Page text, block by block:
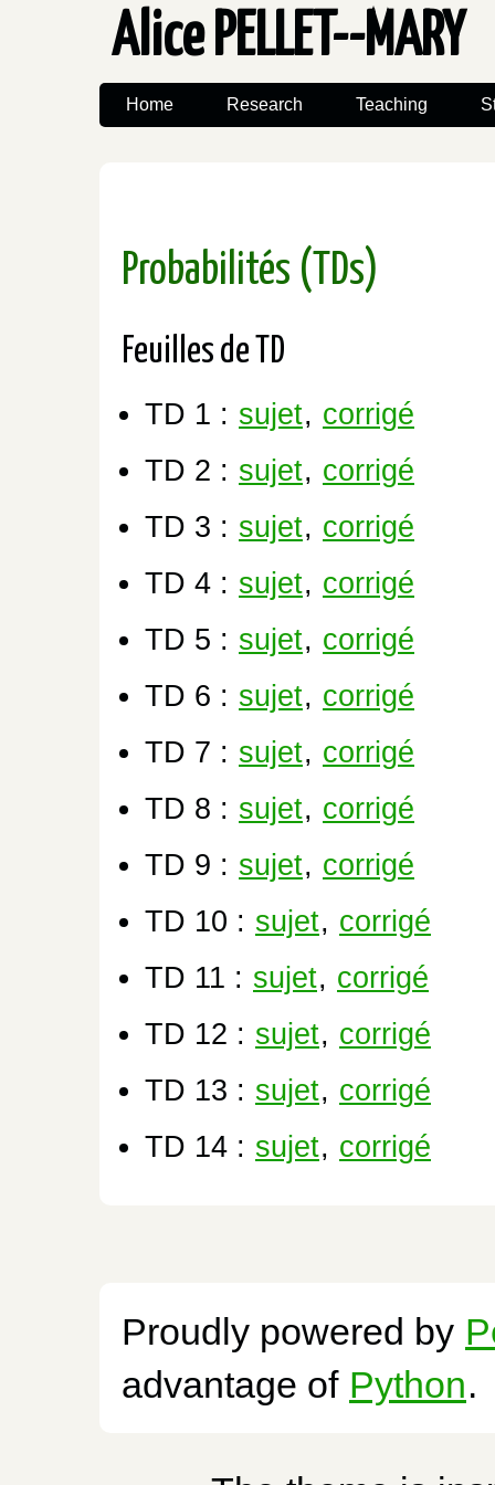
Alice PELLET--MARY
Home Research Teaching
Probabilités (TDs)
Feuilles de TD
TD 1 : sujet, corrigé
TD 2 : sujet, corrigé
TD 3 : sujet, corrigé
TD 4 : sujet, corrigé
TD 5 : sujet, corrigé
TD 6 : sujet, corrigé
TD 7 : sujet, corrigé
TD 8 : sujet, corrigé
TD 9 : sujet, corrigé
TD 10 : sujet, corrigé
TD 11 : sujet, corrigé
TD 12 : sujet, corrigé
TD 13 : sujet, corrigé
TD 14 : sujet, corrigé
Proudly powered by
advantage of Python.